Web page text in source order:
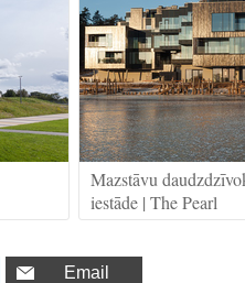
Mazstāvu
iestāde | The Pearl
Email